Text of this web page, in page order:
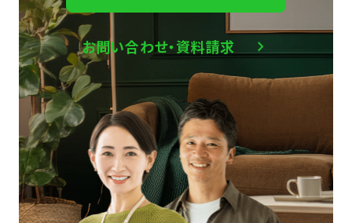
お問い合わせ・資料請求